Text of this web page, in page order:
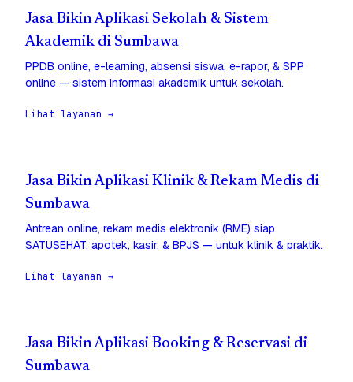
Jasa Bikin Aplikasi Sekolah & Sistem
Akademik di Sumbawa
PPDB online, e-learning, absensi siswa, e-rapor, & SPP
online — sistem informasi akademik untuk sekolah.
Lihat layanan →
Jasa Bikin Aplikasi Klinik & Rekam Medis di
Sumbawa
Antrean online, rekam medis elektronik (RME) siap
SATUSEHAT, apotek, kasir, & BPJS — untuk klinik & praktik.
Lihat layanan →
Jasa Bikin Aplikasi Booking & Reservasi di
Sumbawa